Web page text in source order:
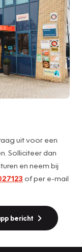
uit voor een
Solliciteer dan
en neem bij
of per e-mail
bericht